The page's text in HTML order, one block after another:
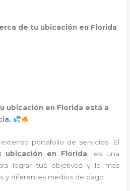
de tu ubicación en Florida
ubicación en Florida está a
portafolio de servicios. El
ubicación en Florida , es una
lograr tus objetivos y lo más
y diferentes medios de pago.